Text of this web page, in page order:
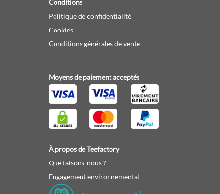
Conditions
Politique de confidentialité
Cookies
Conditions générales de vente
Moyens de paiement acceptés
À propos de Teefactory
Que faisons-nous ?
Engagement environnemental